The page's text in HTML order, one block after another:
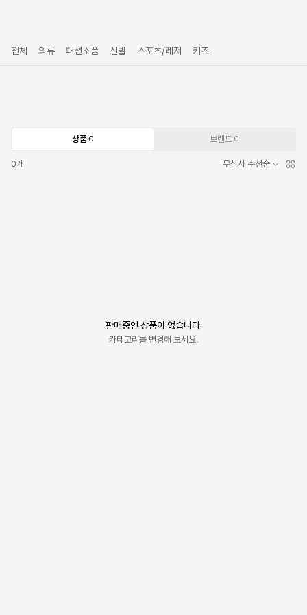
전체 의류 패션소품 신발 스포츠/레저 키즈
상품 0 브랜드 0
0개 무신사 추천순
판매중인 상품이 없습니다.
카테고리를 변경해 보세요.